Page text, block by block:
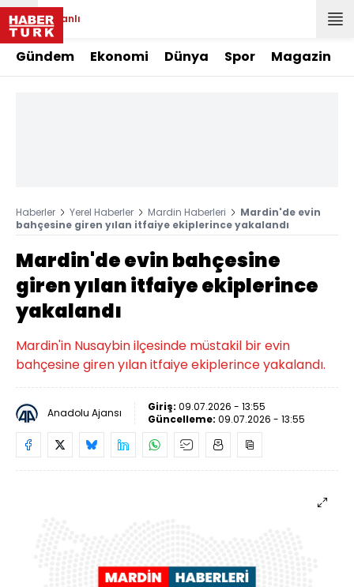
Canlı
Gündem Ekonomi Dünya Spor Magazin
Haberler Yerel Haberler Mardin Haberleri
Mardin'de evin
bahçesine giren yılan itfaiye ekiplerince yakalandı
Mardin'de evin bahçesine
giren yılan itfaiye ekiplerince
yakalandı
Mardin'in Nusaybin ilçesinde müstakil bir evin
bahçesine giren yılan itfaiye ekiplerince yakalandı.
Anadolu Ajansı Giriş: 09.07.2026 - 13:55
Güncelleme: 09.07.2026 - 13:55